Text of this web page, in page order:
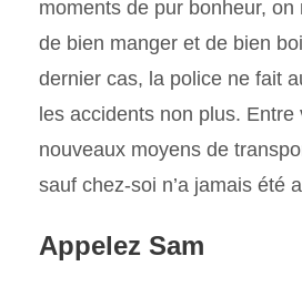
moments de pur bonheur,
de bien manger et de bien
dernier cas, la police ne fait
les accidents non plus.
nouveaux moyens de
sauf chez-soi n’a jamais été
Appelez Sam